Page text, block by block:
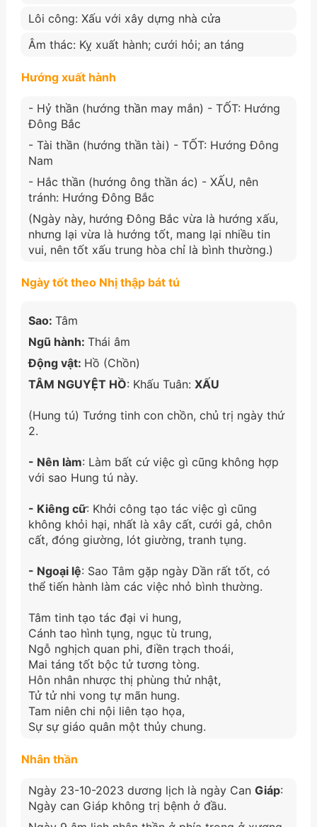
Lôi công: Xấu với xây dựng nhà cửa
Âm thác: Kỵ xuất hành; cưới hỏi; an táng
Hướng xuất hành
- Hỷ thần (hướng thần may mắn) - TỐT: Hướng
Đông Bắc
- Tài thần (hướng thần tài) - TỐT: Hướng Đông
Nam
- Hắc thần (hướng ông thần ác) - XẤU, nên
tránh: Hướng Đông Bắc
(Ngày này, hướng Đông Bắc vừa là hướng xấu,
nhưng lại vừa là hướng tốt, mang lại nhiều tin
vui, nên tốt xấu trung hòa chỉ là bình thường.)
Ngày tốt theo Nhị thập bát tú
Sao: Tâm
Ngũ hành: Thái âm
Động vật: Hồ (Chồn)
TÂM NGUYỆT HỒ: Khấu Tuân: XẤU
(Hung tú) Tướng tinh con chồn, chủ trị ngày thứ
2.
- Nên làm: Làm bất cứ việc gì cũng không hợp
với sao Hung tú này.
- Kiêng cữ: Khởi công tạo tác việc gì cũng
không khỏi hại, nhất là xây cất, cưới gả, chôn
cất, đóng giường, lót giường, tranh tụng.
- Ngoại lệ: Sao Tâm gặp ngày Dần rất tốt, có
thể tiến hành làm các việc nhỏ bình thường.
Tâm tinh tạo tác đại vi hung,
Cánh tao hình tụng, ngục tù trung,
Ngỗ nghịch quan phi, điền trạch thoái,
Mai táng tốt bộc tử tương tòng.
Hôn nhân nhược thị phùng thử nhật,
Tử tử nhi vong tự mãn hung.
Tam niên chi nội liên tạo họa,
Sự sự giáo quân một thủy chung.
Nhân thần
Ngày 23-10-2023 dương lịch là ngày Can Giáp:
Ngày can Giáp không trị bệnh ở đầu.